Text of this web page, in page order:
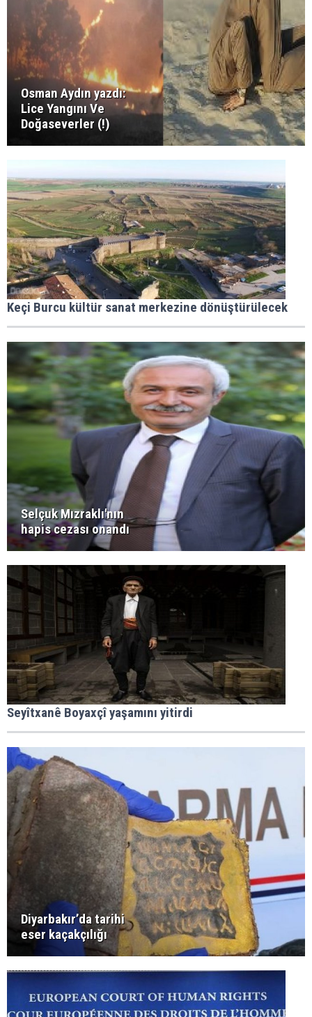
Osman Aydın yazdı:
Lice Yangını Ve
Doğaseverler (!)
Keçi Burcu kültür sanat merkezine dönüştürülecek
Selçuk Mızraklı'nın
hapis cezası onandı
Seyîtxanê Boyaxçî yaşamını yitirdi
Diyarbakır’da tarihi
eser kaçakçılığı